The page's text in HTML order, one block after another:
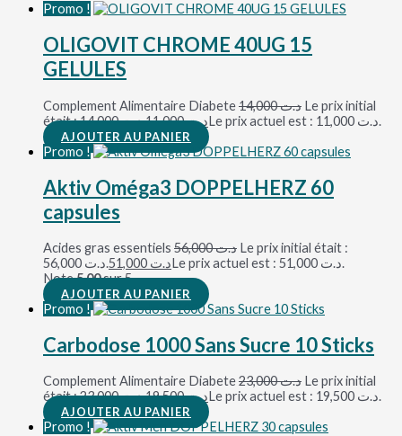
Promo !
OLIGOVIT CHROME 40UG 15
GELULES
Complement Alimentaire Diabete د.ت14,000
Le prix initial
était : د.ت 14,000.
د.ت11,000 Le prix actuel est : د.ت 11,000.
AJOUTER AU PANIER
Promo !
Aktiv Oméga3 DOPPELHERZ 60
capsules
Acides gras essentiels د.ت56,000
Le prix initial était :
د.ت 56,000.
د.ت
Le prix actuel est : د.ت 51,000.
Note5.00sur 5
AJOUTER AU PANIER
Promo !
Carbodose 1000 Sans Sucre 10 Sticks
Complement Alimentaire Diabete د.ت23,000
Le prix initial
était : د.ت 23,000.
د.ت19,500 Le prix actuel est : د.ت 19,500.
AJOUTER AU PANIER
Promo !